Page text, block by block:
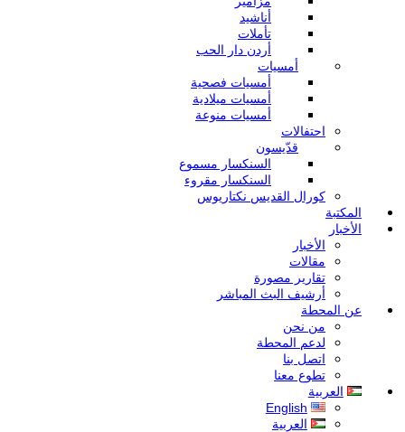
أناشيد
تأملات
أردن دار الحب
أمسيات
أمسيات فصحية
أمسيات ميلادية
أمسيات منوعة
احتفالات
قدّيسون
السنكسار مسموع
السنكسار مقروء
كورال القديس نكتاريوس
المكتبة
الأخبار
الأخبار
مقالات
تقارير مصورة
أرشيف البث المباشر
عن المحطة
من نحن
لدعم المحطة
اتصل بنا
تطوع معنا
العربية
English
العربية